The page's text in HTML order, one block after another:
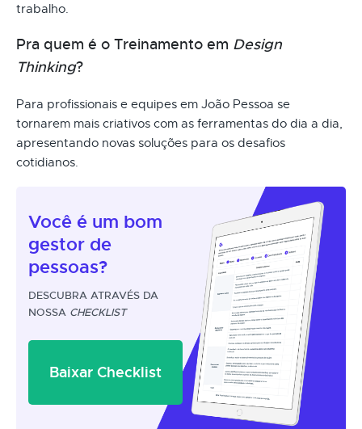
trabalho.
Pra quem é o Treinamento em Design
Thinking?
Para profissionais e equipes em João Pessoa se
tornarem mais criativos com as ferramentas do dia a dia,
apresentando novas soluções para os desafios
cotidianos.
Você é um bom
gestor de
pessoas?
DESCUBRA ATRAVÉS DA
NOSSA CHECKLIST
Baixar Checklist